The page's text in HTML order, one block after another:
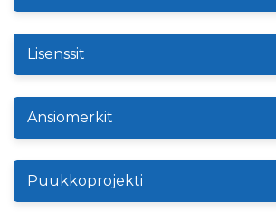
Lisenssit
Ansiomerkit
Puukkoprojekti